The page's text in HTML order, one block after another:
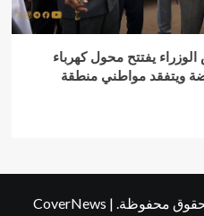
يفتتح محول كهرباء
ويتفقد مواطني منطقة
محفوظة. |
CoverNews